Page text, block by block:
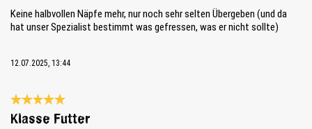
Keine halbvollen Näpfe mehr, nur noch sehr selten Übergeben (und da
hat unser Spezialist bestimmt was gefressen, was er nicht sollte)
12.07.2025, 13:44
Bewertung mit 5 von 5 Sternen
Klasse Futter